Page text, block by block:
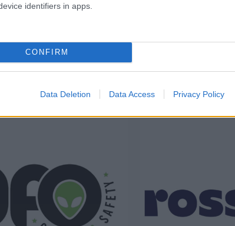
identifiers in apps.
CONFIRM
Data Deletion Data Access Privacy Policy
I nostri Marchi